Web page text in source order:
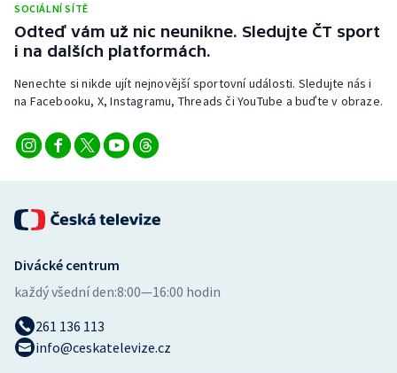
Triatlon
Vodní slalom
Volejbal
SOCIÁLNÍ SÍTĚ
Odteď vám už nic neunikne. Sledujte ČT sport
i na dalších platformách.
Nenechte si nikde ujít nejnovější sportovní události. Sledujte nás i
na Facebooku, X, Instagramu, Threads či YouTube a buďte v obraze.
Divácké centrum
každý všední den:8:00—16:00 hodin
261 136 113
info@ceskatelevize.cz